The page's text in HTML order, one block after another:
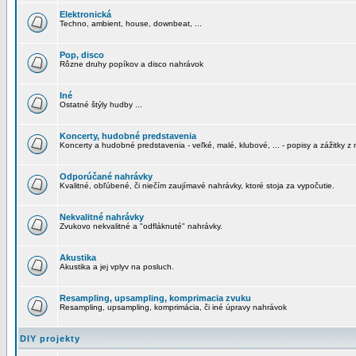
Elektronická
Techno, ambient, house, downbeat, ...
Pop, disco
Rôzne druhy popíkov a disco nahrávok
Iné
Ostatné štýly hudby ...
Koncerty, hudobné predstavenia
Koncerty a hudobné predstavenia - veľké, malé, klubové, ... - popisy a zážitky z
Odporúčané nahrávky
Kvalitné, obľúbené, či niečím zaujímavé nahrávky, ktoré stoja za vypočutie.
Nekvalitné nahrávky
Zvukovo nekvalitné a "odfláknuté" nahrávky.
Akustika
Akustika a jej vplyv na posluch.
Resampling, upsampling, komprimacia zvuku
Resampling, upsampling, komprimácia, či iné úpravy nahrávok
DIY projekty